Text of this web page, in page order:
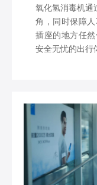
氧化氢消毒机通
角，同时保障
插座的地方任
安全无忧的出行